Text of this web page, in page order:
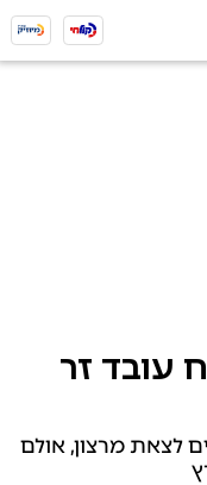
עובד זר
לצאת מרצון, אולם